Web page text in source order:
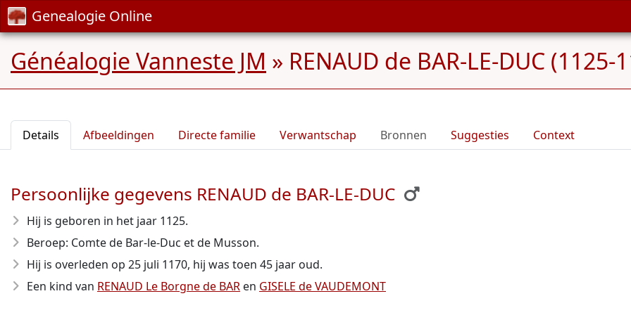
Genealogie Online
Généalogie Vanneste JM » RENAUD de BAR-LE-DUC (1125-
Details Afbeeldingen Directe familie Verwantschap Bronnen Suggesties Context
Persoonlijke gegevens RENAUD de BAR-LE-DUC
Hij is geboren in het jaar 1125.
Beroep: Comte de Bar-le-Duc et de Musson.
Hij is overleden op 25 juli 1170, hij was toen 45 jaar oud.
Een kind van RENAUD Le Borgne de BAR en GISELE de VAUDEMONT